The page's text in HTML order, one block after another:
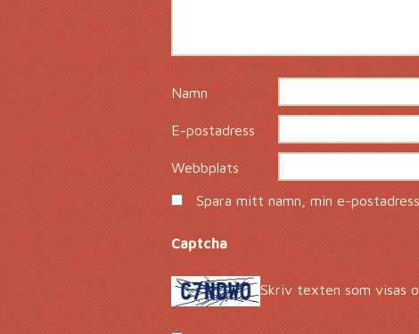
Namn*
E-postadress*
Webbplats
Spara mitt namn, min e-
Captcha*
Skriv texten som visas